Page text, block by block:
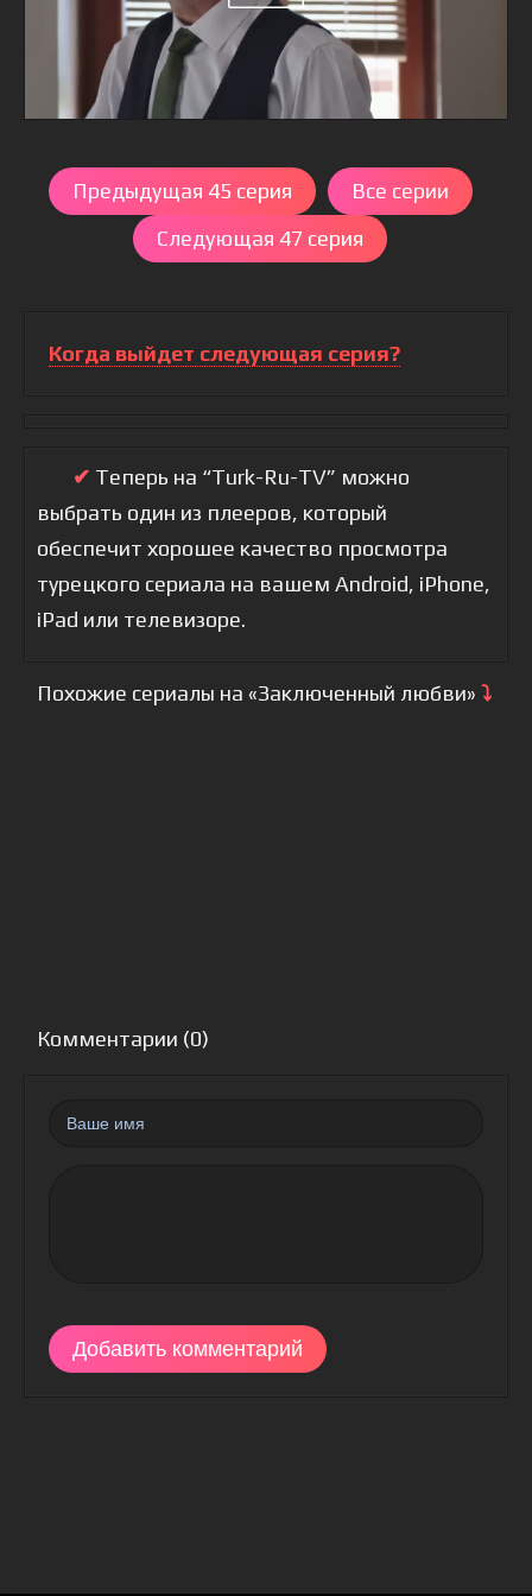
Предыдущая 45 серия
Все серии
Следующая 47 серия
Когда выйдет следующая серия?
✔ Теперь на “Turk-Ru-TV” можно
выбрать один из плееров, который
обеспечит хорошее качество просмотра
турецкого сериала на вашем Android, iPhone,
iPad или телевизоре.
Похожие сериалы на «Заключенный любви» ⤵
Комментарии (0)
Добавить комментарий